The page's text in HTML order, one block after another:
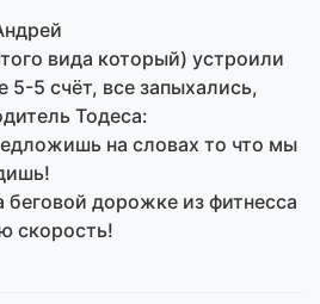
вида который) устроили
5-5 счёт, все запыхались,
Тодеса:
на словах то что мы
беговой дорожке из фитнесса
скорость!